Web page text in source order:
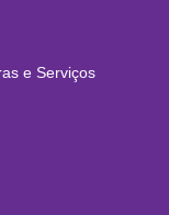
e Serviços